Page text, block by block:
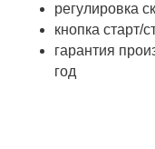
регулировка
кнопка старт/
гарантия
год